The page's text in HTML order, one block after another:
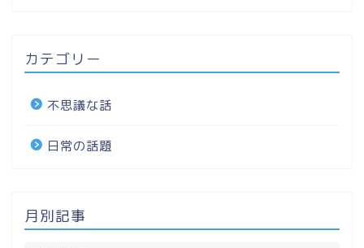
カテゴリー
不思議な話
日常の話題
月別記事